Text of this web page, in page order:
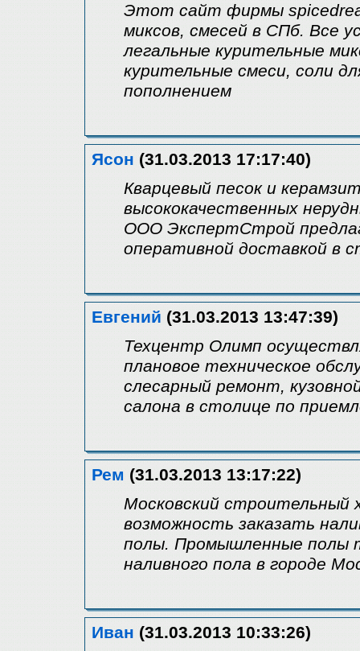
Этот сайт фирмы
миксов, смесей в СПб. Все
легальные курительные
курительные смеси, соли
пополнением
Ясон (31.03.2013 17:17:40)
Кварцевый песок и
высококачественных
ООО ЭкспертСтрой
оперативной доставкой в
Евгений (31.03.2013 13:47:39)
Техцентр Олимп
плановое техническое
слесарный ремонт,
салона в столице по
Рем (31.03.2013 13:17:22)
Московский строительный
возможность заказать
полы. Промышленные полы
наливного пола в городе
Иван (31.03.2013 10:33:26)